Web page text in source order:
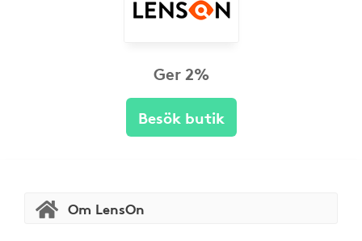
Ger 2%
Besök butik
Om LensOn